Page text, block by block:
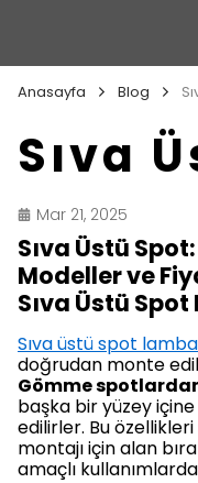
Anasayfa Blog
Sıva
Mar 21, 2025
Sıva Üstü
Modeller ve
Sıva Üstü Spot
Sıva üstü spot
doğrudan monte
Gömme
başka bir yüzey
edilirler. Bu
montajı için alan
amaçlı